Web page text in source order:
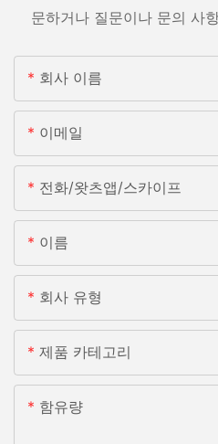
문하거나 질문이나 문의 사
회사 이름
이메일
전화/왓츠앱/스카이프
이름
회사 유형
제품 카테고리
함유량